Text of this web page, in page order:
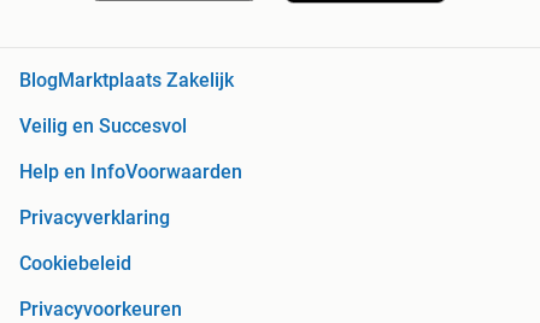
BlogMarktplaats Zakelijk
Veilig en Succesvol
Help en InfoVoorwaarden
Privacyverklaring
Cookiebeleid
Privacyvoorkeuren